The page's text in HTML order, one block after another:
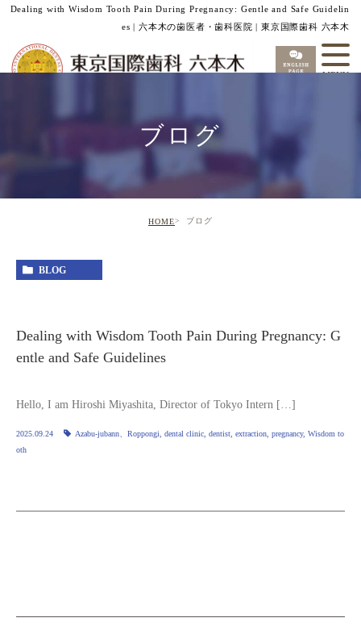
Dealing with Wisdom Tooth Pain During Pregnancy: Gentle and Safe Guidelin
es | 六本木の歯医者・歯科医院 | 東京国際歯科 六本木
ブログ
HOME ブログ
BLOG
Dealing with Wisdom Tooth Pain During Pregnancy: G
entle and Safe Guidelines
Hello, I am Hiroshi Miyashita, Director of Tokyo Intern […]
2025.09.24 Azabu-jubann、Roppongi dental clinic dentist extraction pregnancy, Wisdom to
oth